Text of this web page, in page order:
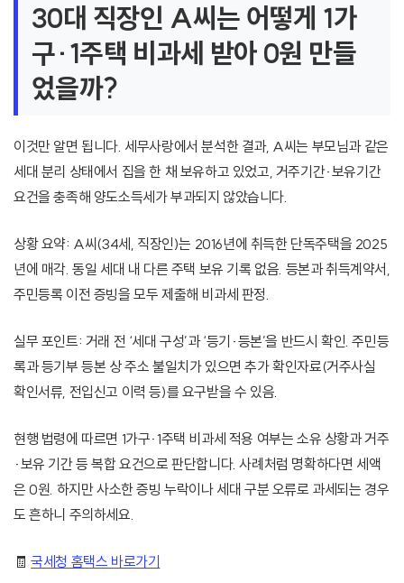
30대 직장인 A씨는 어떻게 1가
구·1주택 비과세 받아 0원 만들
었을까?
이것만 알면 됩니다. 세무사랑에서 분석한 결과, A씨는 부모님과 같은
세대 분리 상태에서 집을 한 채 보유하고 있었고, 거주기간·보유기간
요건을 충족해 양도소득세가 부과되지 않았습니다.
상황 요약: A씨(34세, 직장인)는 2016년에 취득한 단독주택을 2025
년에 매각. 동일 세대 내 다른 주택 보유 기록 없음. 등본과 취득계약서,
주민등록 이전 증빙을 모두 제출해 비과세 판정.
실무 포인트: 거래 전 ‘세대 구성’과 ‘등기·등본’을 반드시 확인. 주민등
록과 등기부 등본 상 주소 불일치가 있으면 추가 확인자료(거주사실
확인서류, 전입신고 이력 등)를 요구받을 수 있음.
현행 법령에 따르면 1가구·1주택 비과세 적용 여부는 소유 상황과 거주
·보유 기간 등 복합 요건으로 판단합니다. 사례처럼 명확하다면 세액
은 0원. 하지만 사소한 증빙 누락이나 세대 구분 오류로 과세되는 경우
도 흔하니 주의하세요.
🧾국세청 홈택스 바로가기